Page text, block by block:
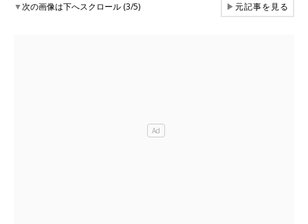
▼次の画像は下へスクロール (3/5) ▶元記事を見る